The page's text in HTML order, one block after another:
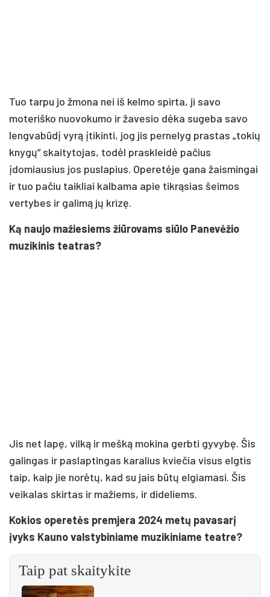
Tuo tarpu jo žmona nei iš kelmo spirta, ji savo
moteriško nuovokumo ir žavesio dėka sugeba savo
lengvabūdį vyrą įtikinti, jog jis pernelyg prastas „tokių
knygų“ skaitytojas, todėl praskleidė pačius
įdomiausius jos puslapius. Operetėje gana žaismingai
ir tuo pačiu taikliai kalbama apie tikrąsias šeimos
vertybes ir galimą jų krizę.
Ką naujo mažiesiems žiūrovams siūlo Panevėžio
muzikinis teatras?
Jis net lapę, vilką ir mešką mokina gerbti gyvybę. Šis
galingas ir paslaptingas karalius kviečia visus elgtis
taip, kaip jie norėtų, kad su jais būtų elgiamasi. Šis
veikalas skirtas ir mažiems, ir dideliems.
Kokios operetės premjera 2024 metų pavasarį
įvyks Kauno valstybiniame muzikiniame teatre?
Taip pat skaitykite